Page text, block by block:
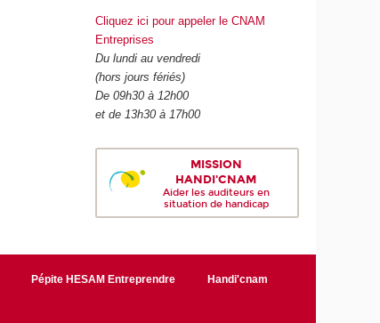
Cliquez ici pour appeler le CNAM
Entreprises
Du lundi au vendredi
(hors jours fériés)
De 09h30 à 12h00
et de 13h30 à 17h00
MISSION
HANDI'CNAM
Aider les auditeurs en
situation de handicap
Pépite HESAM Entreprendre
Handi'cnam